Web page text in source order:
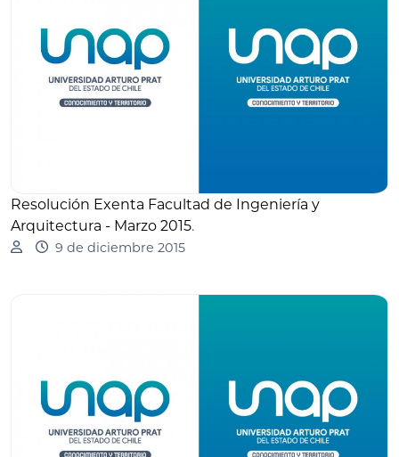
Resolución Exenta Facultad de Ingeniería y
Arquitectura - Marzo 2015.
9 de diciembre 2015